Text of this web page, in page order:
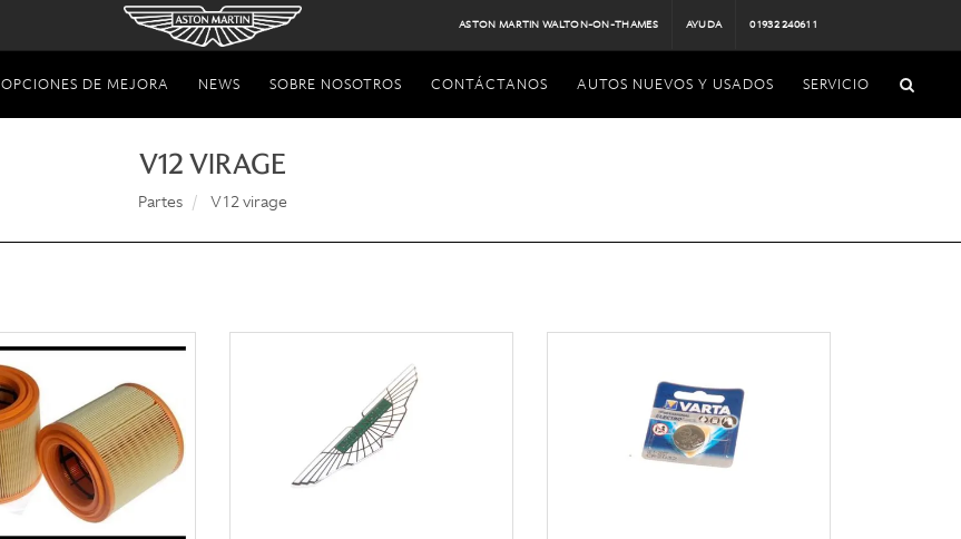
ASTON MARTIN WALTON-ON-THAMES AYUDA 01932 240611
OPCIONES DE MEJORA NEWS SOBRE NOSOTROS CONTÁCTANOS AUTOS NUEVOS Y USADOS SERVICIO
V12 VIRAGE
Partes V12 virage